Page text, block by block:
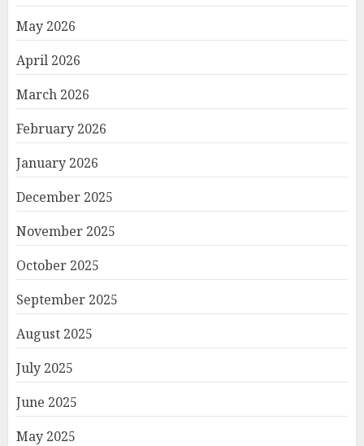
May 2026
April 2026
March 2026
February 2026
January 2026
December 2025
November 2025
October 2025
September 2025
August 2025
July 2025
June 2025
May 2025